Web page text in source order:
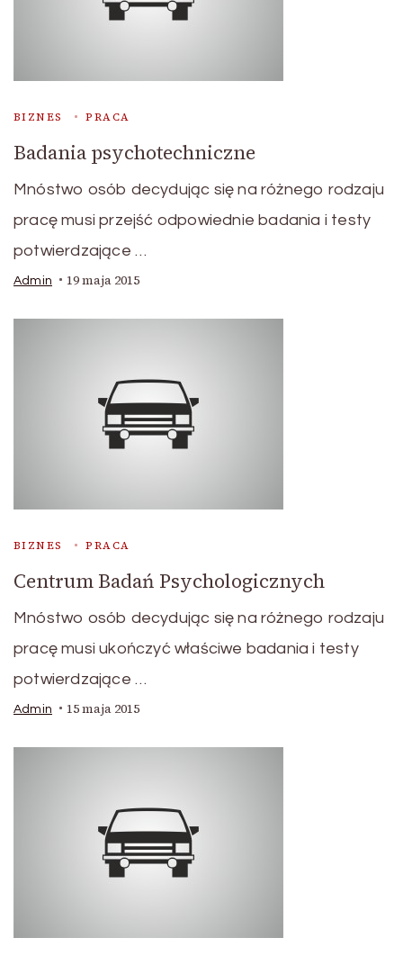
BIZNES PRACA
Badania psychotechniczne
Mnóstwo osób decydując się na różnego rodzaju
pracę musi przejść odpowiednie badania i testy
potwierdzające …
Admin 19 maja 2015
BIZNES PRACA
Centrum Badań Psychologicznych
Mnóstwo osób decydując się na różnego rodzaju
pracę musi ukończyć właściwe badania i testy
potwierdzające …
Admin 15 maja 2015